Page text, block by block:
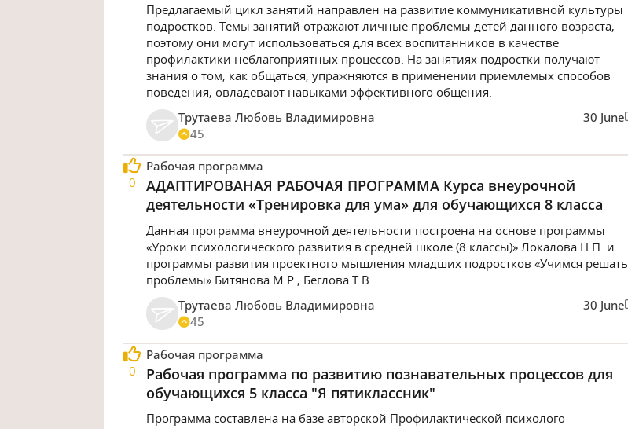
Предлагаемый цикл занятий направлен на развитие коммуникативной культуры
подростков. Темы занятий отражают личные проблемы детей данного возраста,
поэтому они могут использоваться для всех воспитанников в качестве
профилактики неблагоприятных процессов. На занятиях подростки получают
знания о том, как общаться, упражняются в применении приемлемых способов
поведения, овладевают навыками эффективного общения.
Трутаева Любовь Владимировна
45
30 June
0
Рабочая программа
АДАПТИРОВАНАЯ РАБОЧАЯ ПРОГРАММА Курса внеурочной
деятельности «Тренировка для ума» для обучающихся 8 класса
Данная программа внеурочной деятельности построена на основе программы
«Уроки психологического развития в средней школе (8 классы)» Локалова Н.П. и
программы развития проектного мышления младших подростков «Учимся решать
проблемы» Битянова М.Р., Беглова Т.В..
Трутаева Любовь Владимировна
45
30 June
0
Рабочая программа
Рабочая программа по развитию познавательных процессов для
обучающихся 5 класса "Я пятиклассник"
Программа составлена на базе авторской Профилактической психолого-